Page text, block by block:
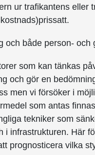
ur trafikantens eller
och både person- och
som kan tänkas
och gör en
men vi försöker i
som antas
tekniker som
i infrastrukturen. Här
prognosticera vilka